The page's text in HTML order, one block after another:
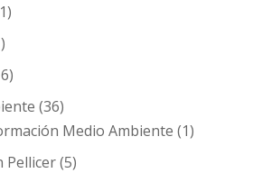
(36)
Medio Ambiente (1)
Pellicer(5)